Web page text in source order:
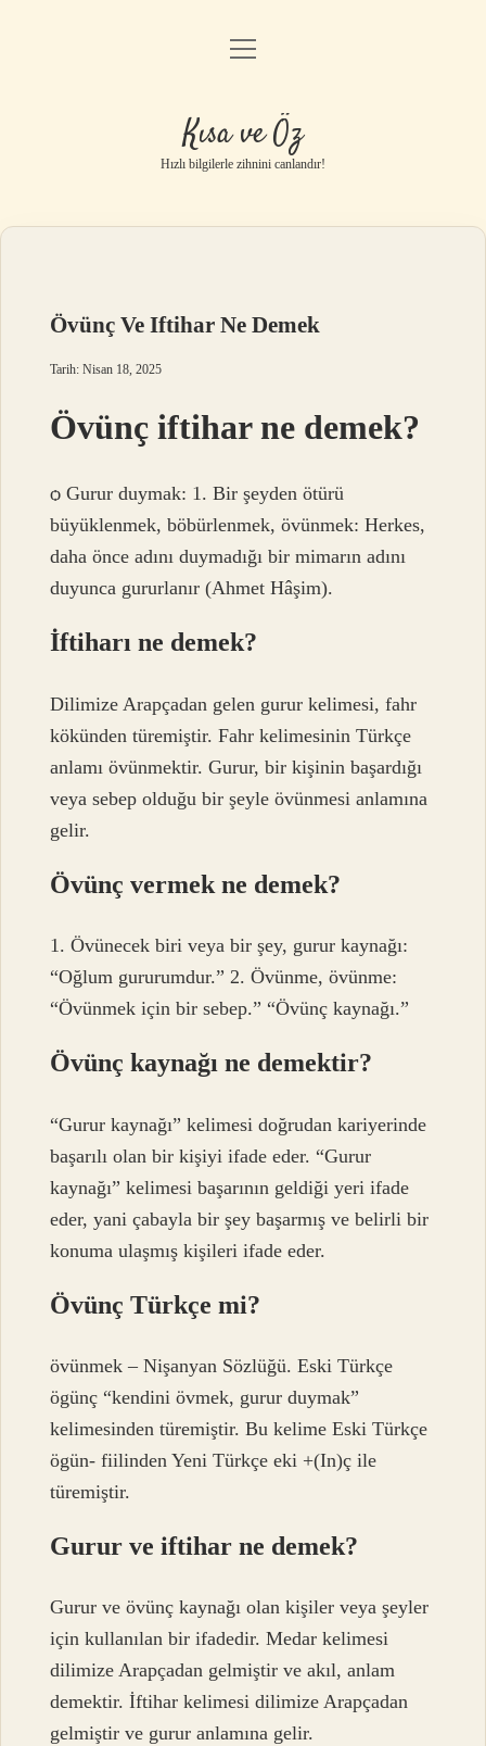
Anasayfa
Gizlilik Politikası
Yasal Uyarı
menüyü
Kısa ve Öz
Hızlı bilgilerle zihnini canlandır!
Övünç Ve Iftihar Ne Demek
Tarih: Nisan 18, 2025
Övünç iftihar ne demek?
ѻ Gurur duymak: 1. Bir şeyden ötürü
büyüklenmek, böbürlenmek, övünmek: Herkes,
daha önce adını duymadığı bir mimarın adını
duyunca gururlanır (Ahmet Hâşim).
İftiharı ne demek?
Dilimize Arapçadan gelen gurur kelimesi, fahr
kökünden türemiştir. Fahr kelimesinin Türkçe
anlamı övünmektir. Gurur, bir kişinin başardığı
veya sebep olduğu bir şeyle övünmesi anlamına
gelir.
Övünç vermek ne demek?
1. Övünecek biri veya bir şey, gurur kaynağı:
“Oğlum gururumdur.” 2. Övünme, övünme:
“Övünmek için bir sebep.” “Övünç kaynağı.”
Övünç kaynağı ne demektir?
“Gurur kaynağı” kelimesi doğrudan kariyerinde
başarılı olan bir kişiyi ifade eder. “Gurur
kaynağı” kelimesi başarının geldiği yeri ifade
eder, yani çabayla bir şey başarmış ve belirli bir
konuma ulaşmış kişileri ifade eder.
Övünç Türkçe mi?
övünmek – Nişanyan Sözlüğü. Eski Türkçe
ögünç “kendini övmek, gurur duymak”
kelimesinden türemiştir. Bu kelime Eski Türkçe
ögün- fiilinden Yeni Türkçe eki +(In)ç ile
türemiştir.
Gurur ve iftihar ne demek?
Gurur ve övünç kaynağı olan kişiler veya şeyler
için kullanılan bir ifadedir. Medar kelimesi
dilimize Arapçadan gelmiştir ve akıl, anlam
demektir. İftihar kelimesi dilimize Arapçadan
gelmiştir ve gurur anlamına gelir.